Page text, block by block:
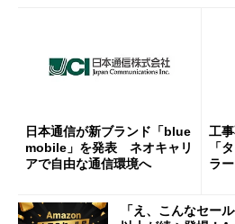
日本通信が新ブランド「blue
mobile」を発表 ネオキャリ
アで自由な通信環境へ
工
「
ラ
「え、こんなセー